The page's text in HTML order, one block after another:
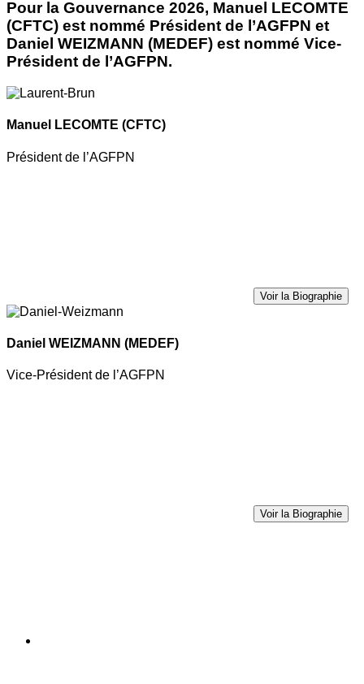
Pour la Gouvernance 2026, Manuel LECOMTE
(CFTC) est nommé Président de l’AGFPN et
Daniel WEIZMANN (MEDEF) est nommé Vice-
Président de l’AGFPN.
Manuel LECOMTE (CFTC)
Président de l’AGFPN
Voir la Biographie
Daniel WEIZMANN (MEDEF)
Vice-Président de l’AGFPN
Voir la Biographie